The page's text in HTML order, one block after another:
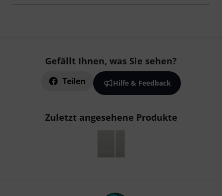
Gefällt Ihnen, was Sie sehen?
Teilen Hilfe & Feedback
Zuletzt angesehene Produkte